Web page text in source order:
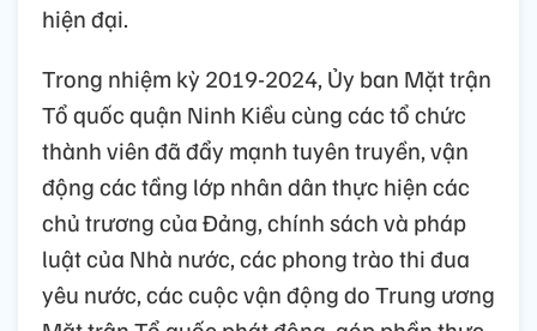
hiện đại.
Trong nhiệm kỳ 2019-2024, Ủy ban Mặt trận
Tổ quốc quận Ninh Kiều cùng các tổ chức
thành viên đã đẩy mạnh tuyên truyền, vận
động các tầng lớp nhân dân thực hiện các
chủ trương của Đảng, chính sách và pháp
luật của Nhà nước, các phong trào thi đua
yêu nước, các cuộc vận động do Trung ương